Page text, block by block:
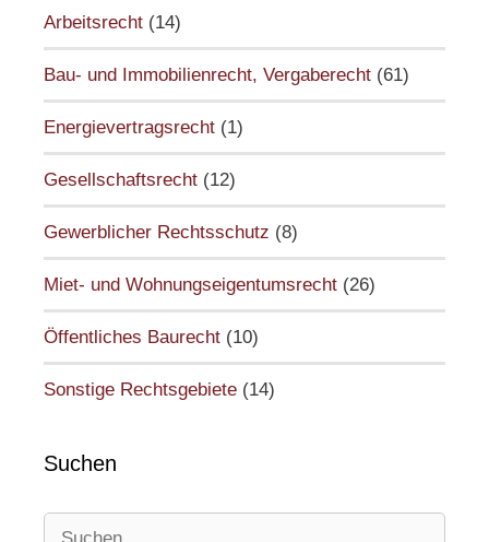
Arbeitsrecht (14)
Bau- und Immobilienrecht, Vergaberecht (61)
Energievertragsrecht (1)
Gesellschaftsrecht (12)
Gewerblicher Rechtsschutz (8)
Miet- und Wohnungseigentumsrecht (26)
Öffentliches Baurecht (10)
Sonstige Rechtsgebiete (14)
Suchen